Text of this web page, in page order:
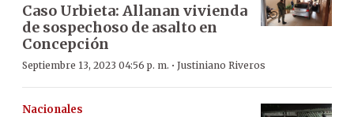
Caso Urbieta: Allanan vivienda
de sospechoso de asalto en
Concepción
Septiembre 13, 2023 04:56 p. m. · Justiniano Riveros
Nacionales